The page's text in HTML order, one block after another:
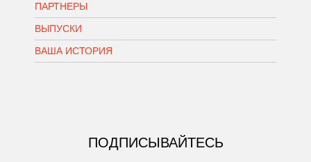
ПАРТНЕРЫ
ВЫПУСКИ
ВАША ИСТОРИЯ
ПОДПИСЫВАЙТЕСЬ